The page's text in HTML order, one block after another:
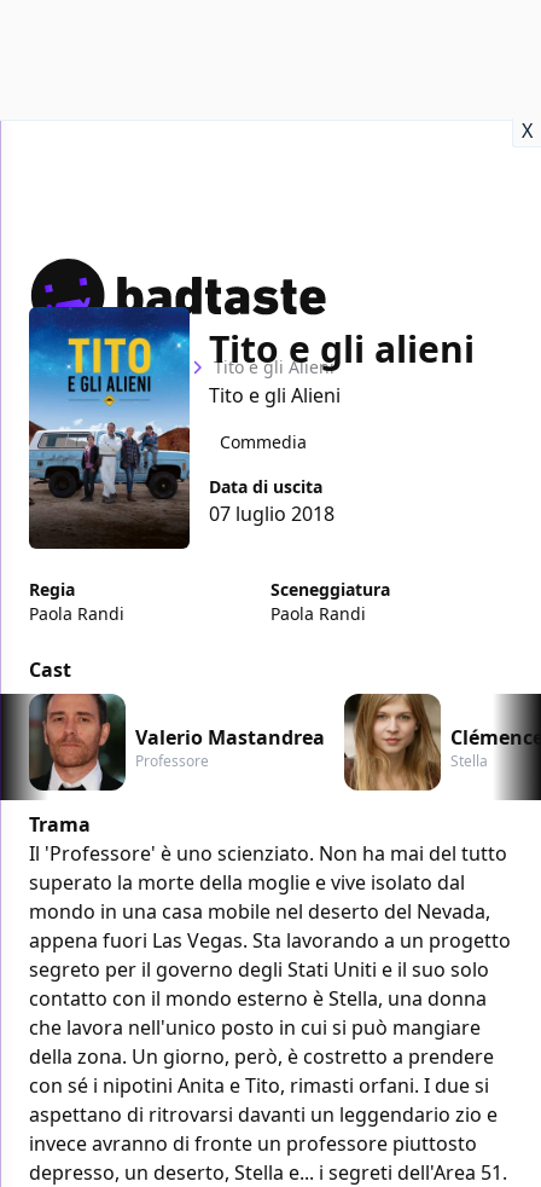
X
Home Film Tito e gli Alieni
Tito e gli alieni
Tito e gli Alieni
Commedia
Data di uscita
07 luglio 2018
Regia
Paola Randi
Sceneggiatura
Paola Randi
Cast
Valerio Mastandrea
Professore Stella
Trama
Il 'Professore' è uno scienziato. Non ha mai del tutto
superato la morte della moglie e vive isolato dal
mondo in una casa mobile nel deserto del Nevada,
appena fuori Las Vegas. Sta lavorando a un progetto
segreto per il governo degli Stati Uniti e il suo solo
contatto con il mondo esterno è Stella, una donna
che lavora nell'unico posto in cui si può mangiare
della zona. Un giorno, però, è costretto a prendere
con sé i nipotini Anita e Tito, rimasti orfani. I due si
aspettano di ritrovarsi davanti un leggendario zio e
invece avranno di fronte un professore piuttosto
depresso, un deserto, Stella e... i segreti dell'Area 51.